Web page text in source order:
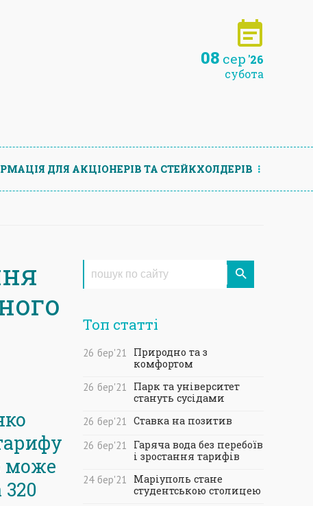
08 сер '26
субота
ДЛЯ АКЦIОНЕРIВ ТА СТЕЙКХОЛДЕРIВ
може
Топ статті
26 бер'21
Природно та з
комфортом
26 бер'21
Парк та університет
стануть сусідами
26 бер'21 Ставка на позитив
26 бер'21
Гаряча вода без перебоїв
і зростання тарифів
24 бер'21
Маріуполь стане
студентською столицею